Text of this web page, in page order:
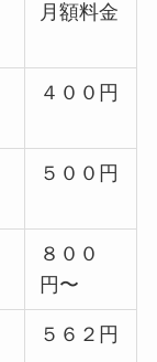
月額料金
４００円
５００円
８００
円〜
５６２円